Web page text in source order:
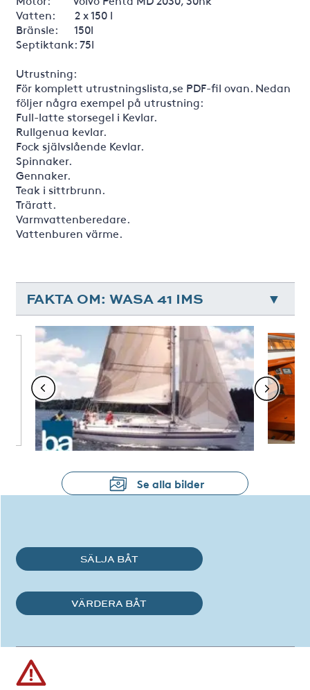
Vatten: 2 x 150 l
Bränsle: 150l
Septiktank: 75l
Utrustning:
För komplett utrustningslista,se PDF-fil ovan. Nedan
följer några exempel på utrustning:
Full-latte storsegel i Kevlar.
Rullgenua kevlar.
Fock självslående Kevlar.
Spinnaker.
Gennaker.
Teak i sittrbrunn.
Träratt.
Varmvattenberedare.
Vattenburen värme.
FAKTA OM: WASA 41 IMS
Se alla bilder
SÄLJA BÅT
VÄRDERA BÅT